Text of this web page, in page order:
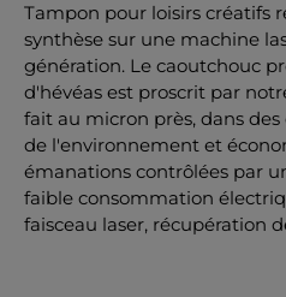
Tampon pour loisirs créatifs
synthèse sur une machine
génération. Le caoutchouc
d'hévéas est proscrit par
fait au micron près, dans
de l'environnement et
émanations contrôlées par
faible consommation
faisceau laser, récupération